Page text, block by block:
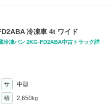
冷凍車 4t ワイド
冷凍バン 2KG-FD2ABA中古トラック詳
サ
中型
積 2,650kg